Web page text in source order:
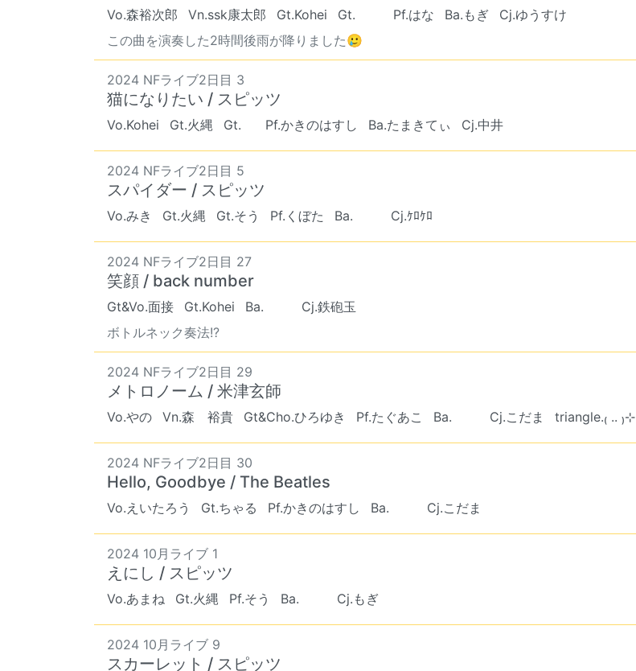
Vo.森裕次郎 Vn.ssk康太郎 Gt.Kohei Gt. ︎︎ ︎︎ Pf.はな Ba.もぎ
Cj.ゆうすけ
この曲を演奏した2時間後雨が降りました🥲‎
2024 NFライブ2日目 3
猫になりたい / スピッツ
Vo.Kohei Gt.火縄 Gt. ︎︎ Pf.かきのはすし Ba.たまきてぃ Cj.中井
2024 NFライブ2日目 5
スパイダー / スピッツ
Vo.みき Gt.火縄 Gt.そう Pf.くぼた Ba. ︎︎ ︎︎ Cj.ｹﾛｹﾛ
2024 NFライブ2日目 27
笑顔 / back number
Gt&Vo.面接 Gt.Kohei Ba. ︎︎ ︎︎
Cj.鉄砲玉
ボトルネック奏法!?
2024 NFライブ2日目 29
メトロノーム / 米津玄師
Vo.やの Vn.森 裕貴 Gt&Cho.ひろゆき Pf.たぐあこ Ba. ︎︎ ︎︎ Cj.こだま triangle.₍ .. ₎⊹
2024 NFライブ2日目 30
Hello, Goodbye / The Beatles
Vo.えいたろう Gt.ちゃる Pf.かきのはすし Ba. ︎︎ ︎︎ Cj.こだま
2024 10月ライブ 1
えにし / スピッツ
Vo.あまね Gt.火縄 Pf.そう Ba. ︎︎ ︎︎ Cj.もぎ
2024 10月ライブ 9
スカーレット / スピッツ